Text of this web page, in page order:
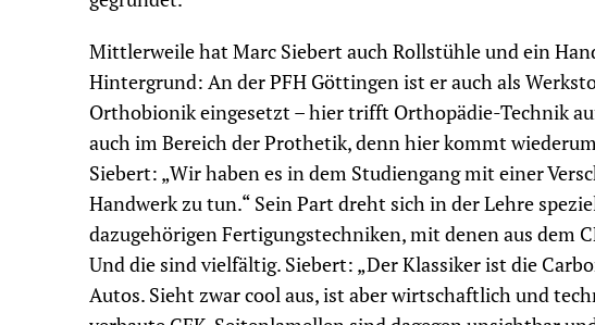
Mittlerweile hat Marc Siebert auch Rollstühle und ein
Hintergrund: An der PFH Göttingen ist er auch als
Orthobionik eingesetzt – hier trifft Orthopädie-Technik
auch im Bereich der Prothetik, denn hier kommt
Siebert: „Wir haben es in dem Studiengang mit einer
Handwerk zu tun.“ Sein Part dreht sich in der Lehre
dazugehörigen Fertigungstechniken, mit denen aus dem
Und die sind vielfältig. Siebert: „Der Klassiker ist die
Autos. Sieht zwar cool aus, ist aber wirtschaftlich und